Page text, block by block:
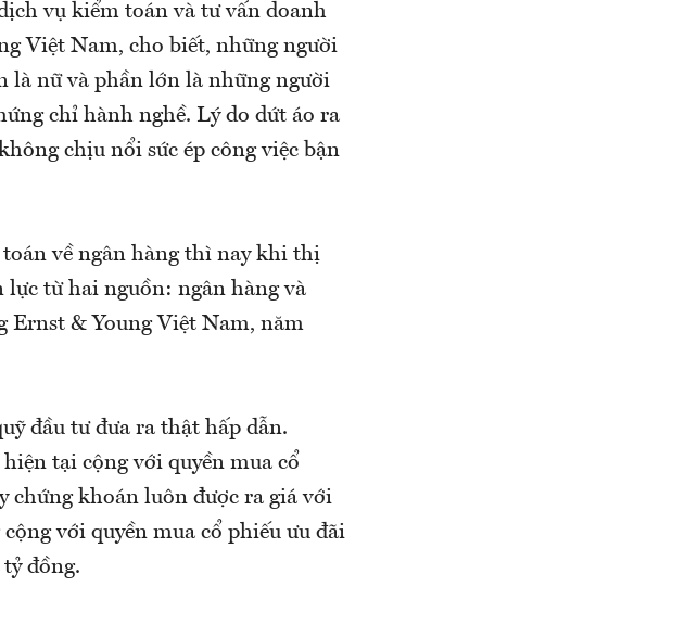
vụ kiểm toán và tư vấn doanh
Việt Nam, cho biết, những người
là nữ và phần lớn là những người
chỉ hành nghề. Lý do dứt áo ra
chịu nổi sức ép công việc bận
về ngân hàng thì nay khi thị
từ hai nguồn: ngân hàng và
Ernst & Young Việt Nam, năm
đầu tư đưa ra thật hấp dẫn.
tại cộng với quyền mua cổ
chứng khoán luôn được ra giá với
với quyền mua cổ phiếu ưu đãi
đồng.